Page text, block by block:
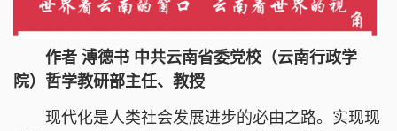
作者 溥德书 中共云南省委党校（云南行政学
院）哲学教研部主任、教授
现代化是人类社会发展进步的必由之路。实现现